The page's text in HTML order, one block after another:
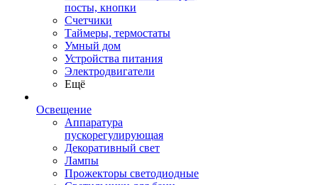
посты, кнопки
Счетчики
Таймеры, термостаты
Умный дом
Устройства питания
Электродвигатели
Ещё
Освещение
Аппаратура
пускорегулирующая
Декоративный свет
Лампы
Прожекторы светодиодные